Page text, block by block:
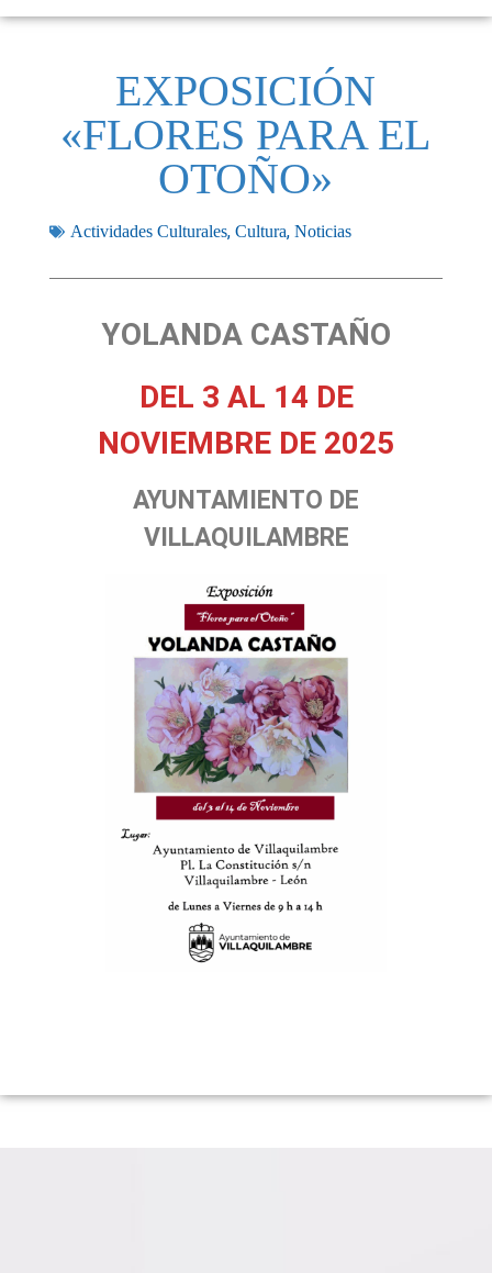
EXPOSICIÓN
«FLORES PARA EL
OTOÑO»
Actividades Culturales, Cultura, Noticias
YOLANDA CASTAÑO
DEL 3 AL 14 DE
NOVIEMBRE DE 2025
AYUNTAMIENTO DE
VILLAQUILAMBRE